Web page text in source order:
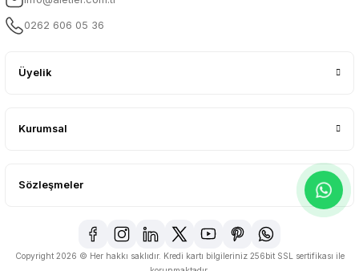
0262 606 05 36
Üyelik
Kurumsal
Sözleşmeler
Copyright 2026 © Her hakkı saklıdır. Kredi kartı bilgileriniz 256bit SSL sertifikası ile